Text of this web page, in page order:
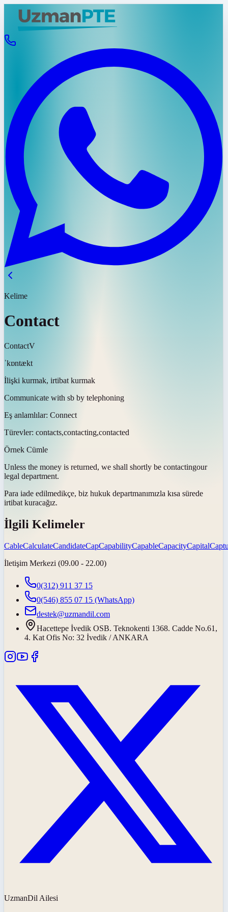
Kelime
Contact
ContactV
ˈkɒntækt
İlişki kurmak, irtibat kurmak
Communicate with sb by telephoning
Eş anlamlılar: Connect
Türevler: contacts,contacting,contacted
Örnek Cümle
Unless the money is returned, we shall shortly be contactingour
legal department.
Para iade edilmedikçe, biz hukuk departmanımızla kısa sürede
irtibat kuracağız.
İlgili Kelimeler
CableCalculateCandidateCapCapabilityCapableCapacityCapital
İletişim Merkezi (09.00 - 22.00)
0(312) 911 37 15
0(546) 855 07 15 (WhatsApp)
destek@uzmandil.com
Hacettepe İvedik OSB. Teknokenti 1368. Cadde No.61,
4. Kat Ofis No: 32 İvedik / ANKARA
UzmanDil Ailesi